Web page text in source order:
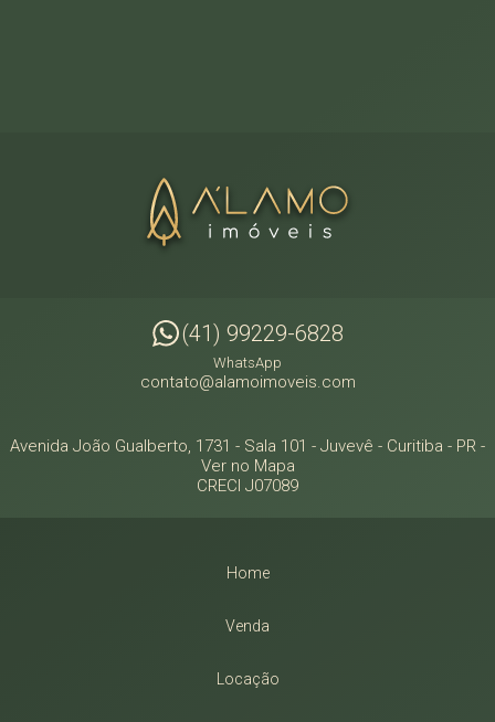
(41) 99229-6828
WhatsApp
contato@alamoimoveis.com
Avenida João Gualberto, 1731 - Sala 101 - Juvevê - Curitiba - PR -
Ver no Mapa
CRECI J07089
Home
Venda
Locação